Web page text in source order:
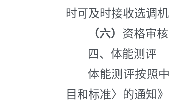
时可及时接收选调
（六） 资格审
四、体能测评
体能测评按照
目和标准〉的通知